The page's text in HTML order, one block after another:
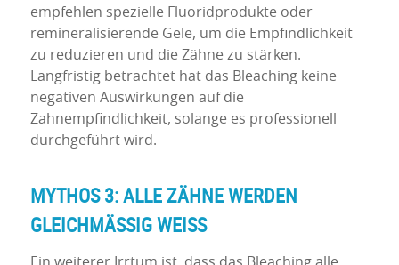
empfehlen spezielle Fluoridprodukte oder
remineralisierende Gele, um die Empfindlichkeit
zu reduzieren und die Zähne zu stärken.
Langfristig betrachtet hat das Bleaching keine
negativen Auswirkungen auf die
Zahnempfindlichkeit, solange es professionell
durchgeführt wird.
MYTHOS 3: ALLE ZÄHNE WERDEN
GLEICHMÄSSIG WEISS
Ein weiterer Irrtum ist, dass das Bleaching alle